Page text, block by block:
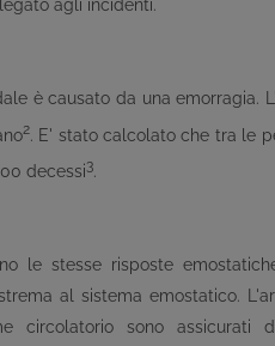
agli incidenti.
è causato da una emorragia.
2. E' stato calcolato che tra le
decessi3.
le stesse risposte
al sistema emostatico.
circolatorio sono assicurati